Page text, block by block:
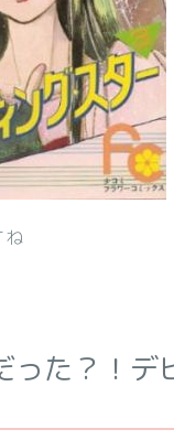
ね
た？！デ